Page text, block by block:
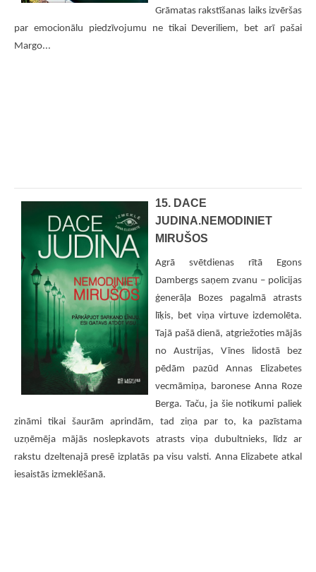
Grāmatas rakstīšanas laiks izvēršas
par emocionālu piedzīvojumu ne tikai Deveriliem, bet arī pašai
Margo...
15. DACE
JUDINA.NEMODINIET
MIRUŠOS
Agrā svētdienas rītā Egons
Dambergs saņem zvanu – policijas
ģenerāļa Bozes pagalmā atrasts
līķis, bet viņa virtuve izdemolēta.
Tajā pašā dienā, atgriežoties mājās
no Austrijas, Vīnes lidostā bez
pēdām pazūd Annas Elizabetes
vecmāmiņa, baronese Anna Roze
Berga. Taču, ja šie notikumi paliek
zināmi tikai šaurām aprindām, tad ziņa par to, ka pazīstama
uzņēmēja mājās noslepkavots atrasts viņa dubultnieks, līdz ar
rakstu dzeltenajā presē izplatās pa visu valsti. Anna Elizabete atkal
iesaistās izmeklēšanā.